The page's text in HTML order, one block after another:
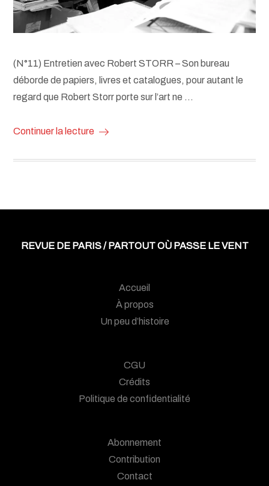
(N°11) Entretien avec Robert STORR – Son bureau
déborde de papiers, livres et catalogues, pour autant le
regard que Robert Storr porte sur l’art ne …
Continuer la lecture
REVUE DE PARIS / PARTOUT OÙ PASSE LE VENT
Accueil
À propos
Un peu d’histoire
CGU
Crédits
Politique de confidentialité
Abonnement
Contribution
Contact